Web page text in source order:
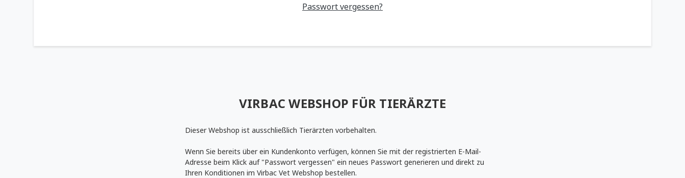
Passwort vergessen?
VIRBAC WEBSHOP FÜR TIERÄRZTE
Dieser Webshop ist ausschließlich Tierärzten vorbehalten.
Wenn Sie bereits über ein Kundenkonto verfügen, können Sie mit der registrierten E-Mail-
Adresse beim Klick auf "Passwort vergessen" ein neues Passwort generieren und direkt zu
Ihren Konditionen im Virbac Vet Webshop bestellen.